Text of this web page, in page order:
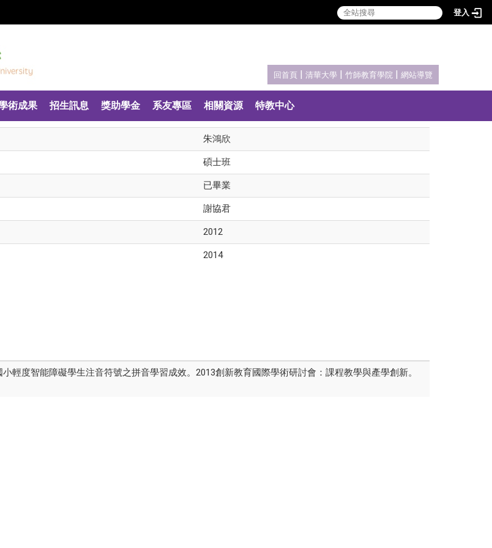
登入
回首頁 | 清華大學 | 竹師教育學院 | 網站導覽
術成果 招生訊息 獎助學金 系友專區 相關資源 特教中心
朱鴻欣
碩士班
已畢業
謝協君
2012
2014
輕度智能障礙學生注音符號之拼音學習成效。2013創新教育國際學術研討會：課程教學與產學創新。